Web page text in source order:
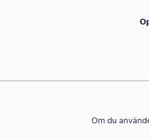
Om du